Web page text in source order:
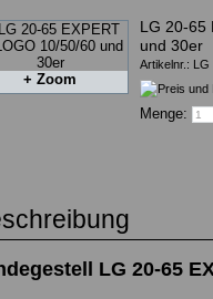
+ Zoom
LG 20-65
und 30er
Artikelnr.: LG
Menge:
LG 20-65